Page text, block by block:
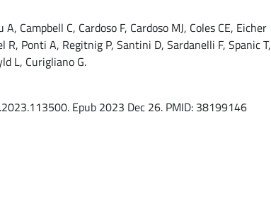
Campbell C, Cardoso F, Cardoso MJ, Coles CE, Eicher
Ponti A, Regitnig P, Santini D, Sardanelli F, Spanic T,
L, Curigliano G.
Epub 2023 Dec 26. PMID: 38199146